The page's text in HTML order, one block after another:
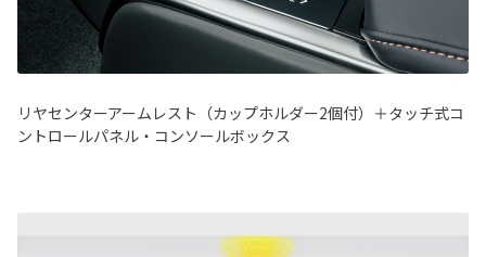
リヤセンターアームレスト（カップホルダー2個付）＋タッチ式コ
ントロールパネル・コンソールボックス